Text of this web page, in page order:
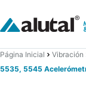
Página Inicial Vibración
5535, 5545